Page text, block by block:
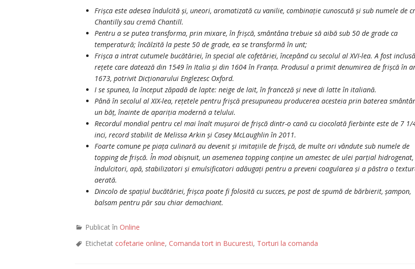
Frișca este adesea îndulcită și, uneori, aromatizată cu vanilie, combinație cunoscută și sub numele de
Chantilly sau cremă Chantill.
Pentru a se putea transforma, prin mixare, în frișcă, smântâna trebuie să aibă sub 50 de grade ca
temperatură; încălzită la peste 50 de grade, ea se transformă în unt;
Frișca a intrat cutumele bucătăriei, în special ale cofetăriei, începând cu secolul al XVI-lea. A fost
rețete care datează din 1549 în Italia și din 1604 în Franța. Produsul a primit denumirea de frișcă în
1673, potrivit Dicționarului Englezesc Oxford.
I se spunea, la început zăpadă de lapte: neige de lait, în franceză și neve di latte în italiană.
Până în secolul al XIX-lea, rețetele pentru frișcă presupuneau producerea acesteia prin baterea
un băț, înainte de apariția modernă a telului.
Recordul mondial pentru cel mai înalt mușuroi de frișcă dintr-o cană cu ciocolată fierbinte este de 7 1/
inci, record stabilit de Melissa Arkin și Casey McLaughlin în 2011.
Foarte comune pe piața culinară au devenit și imitațiile de frișcă, de multe ori vândute sub numele de
topping de frișcă. În mod obișnuit, un asemenea topping conține un amestec de ulei parțial hidrogenat,
îndulcitori, apă, stabilizatori și emulsificatori adăugați pentru a preveni coagularea și a păstra o
aerată.
Dincolo de spațiul bucătăriei, frișca poate fi folosită cu succes, pe post de spumă de bărbierit, șampon,
balsam pentru păr sau chiar demachiant.
Publicat în Online
Etichetat cofetarie online, Comanda tort in Bucuresti, Torturi la comanda